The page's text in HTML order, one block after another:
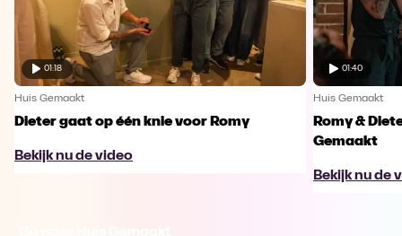
01:18
Huis Gemaakt
Dieter gaat op één knie voor Romy
Bekijk nu de video
01:40
Huis Gemaakt
Romy &
Gemaakt
Bekijk nu de